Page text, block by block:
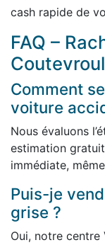
cash rapide de
FAQ –
Comment
voiture
Nous évaluons
estimation
immédiate,
Puis-je
grise ?
Oui, notre centre